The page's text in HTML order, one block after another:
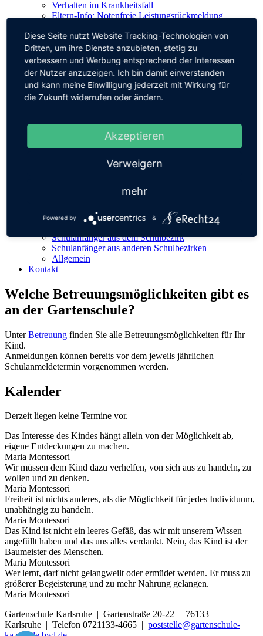
Verhalten im Krankheitsfall
Eltern-Info: Notenfreie Leistungsrückmeldung
Ferien und unterrichtsfreie Tage
Speisepläne
Schulwegplan
Materiallisten für die Stufen
Förderverein
Wozu einen Förderverein?
Aktionen
Vorteil Förderverein
Fragen und Antworten
Betreuung
Schulanfänger aus dem Schulbezirk
Schulanfänger aus anderen Schulbezirken
Allgemein
Kontakt
Welche Betreuungsmöglichkeiten gibt es
an der Gartenschule?
UnterBetreuung finden Sie alle Betreuungsmöglichkeiten für Ihr
Kind.
Anmeldungen können bereits vor dem jeweils jährlichen
Schulanmeldetermin vorgenommen werden.
Kalender
Derzeit liegen keine Termine vor.
Das Interesse des Kindes hängt allein von der Möglichkeit ab,
eigene Entdeckungen zu machen.
Maria Montessori
Wir müssen dem Kind dazu verhelfen, von sich aus zu handeln, zu
wollen und zu denken.
Maria Montessori
Freiheit ist nichts anderes, als die Möglichkeit für jedes Individuum,
unabhängig zu handeln.
Maria Montessori
Das Kind ist nicht ein leeres Gefäß, das wir mit unserem Wissen
angefüllt haben und das uns alles verdankt. Nein, das Kind ist der
Baumeister des Menschen.
Maria Montessori
Wer lernt, darf nicht gelangweilt oder ermüdet werden. Er muss zu
größerer Begeisterung und zu mehr Nahrung gelangen.
Maria Montessori
Gartenschule Karlsruhe | Gartenstraße 20-22 | 76133
Karlsruhe | Telefon 0721133-4665 | poststelle@gartenschule-
Diese Seite nutzt Website Tracking-Technologien von
Dritten, um ihre Dienste anzubieten, stetig zu
verbessern und Werbung entsprechend der Interessen
der Nutzer anzuzeigen. Ich bin damit einverstanden
und kann meine Einwilligung jederzeit mit Wirkung für
die Zukunft widerrufen oder ändern.
Akzeptieren
Verweigern
mehr
Powered by &